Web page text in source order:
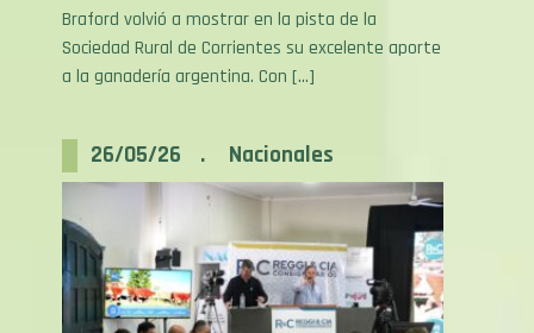
Sociedad Rural de Corrientes su excelente aporte
a la ganadería argentina. Con […]